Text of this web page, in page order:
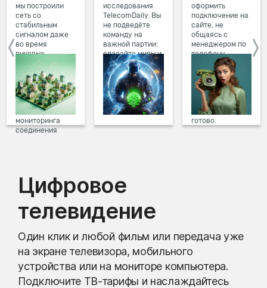
мы построили
сеть со
стабильным
сигналом даже
во время
пиковых
нагрузок в
вечернее время.
Мы постоянно
обновляем наше
оборудование в
домах, а система
мониторинга
соединения
исследования
TelecomDaily. Вы
не подведёте
команду на
важной партии:
спасайте миры и
побеждайте с
друзьями в
онлайн-играх.
оформить
подключение на
сайте, не
общаясь с
менеджером по
телефону.
Просто в три
клика заполните
форму заявки на
сайте, выберите
дату и время
подключения,
готово.
Цифровое
телевидение
Один клик и любой фильм или передача уже
на экране телевизора, мобильного
устройства или на мониторе компьютера.
Подключите ТВ-тарифы и наслаждайтесь